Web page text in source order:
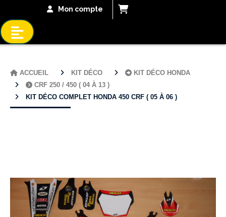
Mon compte
ACCUEIL KIT DÉCO
KIT DÉCO HONDA
CRF 250 / 450 ( 04 À 13 )
KIT DÉCO COMPLET HONDA 450 CRF ( 05 À 06 )